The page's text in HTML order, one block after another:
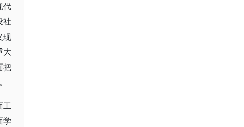
代
社
现
大
把
工
学